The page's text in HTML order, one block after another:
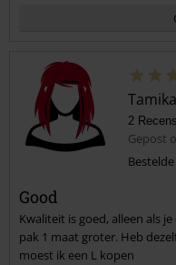
Commentaar versturen
2
Gepost
Good
Kwaliteit is goed, alleen als
pak 1 maat groter. Heb
moest ik een L kopen